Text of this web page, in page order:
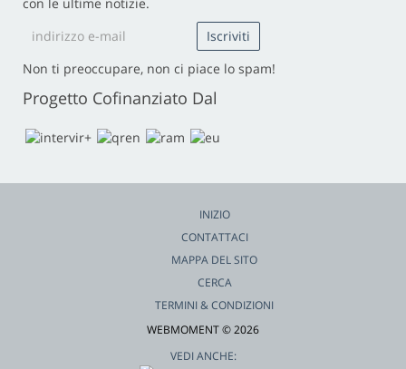
Non ti preoccupare, non ci piace lo spam!
Progetto Cofinanziato Dal
INIZIO
CONTATTACI
MAPPA DEL SITO
CERCA
TERMINI & CONDIZIONI
WEBMOMENT © 2026
VEDI ANCHE: